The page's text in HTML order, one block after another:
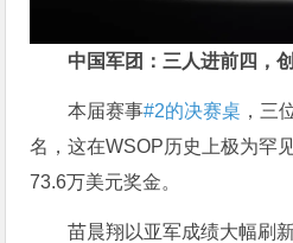
中国军团：三人进前四，
本届赛事#2的决赛桌 ，三
名，这在WSOP历史上极为罕
73.6万美元奖金。
苗晨翔以亚军成绩大幅刷